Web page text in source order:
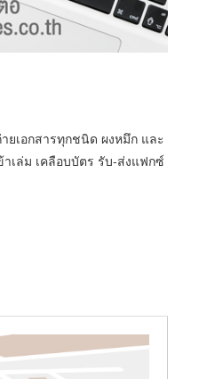
ยเอกสารทุกชนิด ผงหมึก และ
เล่ม เคลือบบัตร รับ-ส่งแฟกซ์